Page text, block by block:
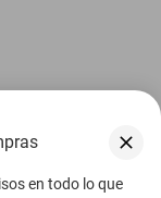
en todo lo que